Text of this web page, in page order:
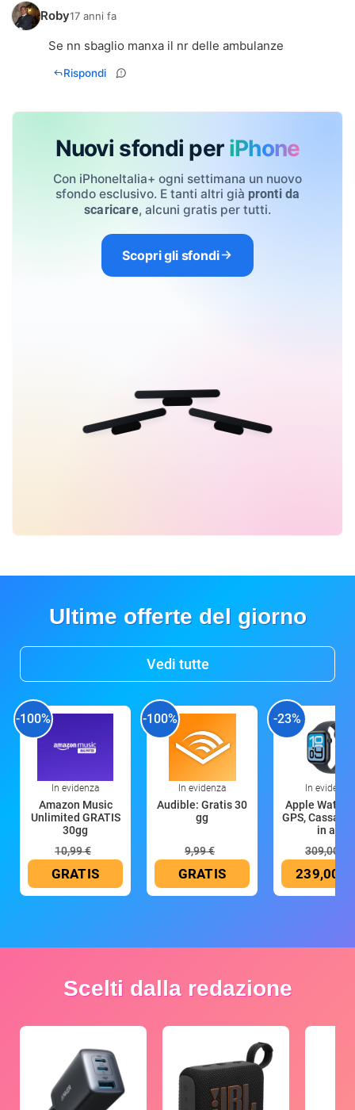
Roby17 anni fa
Se nn sbaglio manxa il nr delle ambulanze
Rispondi
Nuovi sfondi per iPhone
Con iPhoneItalia+ ogni settimana un nuovo
sfondo esclusivo. E tanti altri già pronti da
scaricare, alcuni gratis per tutti.
Scopri gli sfondi
Ultime offerte del giorno
Vedi tutte
-100%
In evidenza
Amazon Music
Unlimited GRATIS
30gg
10,99 €
GRATIS
-100%
In evidenza
Audible: Gratis 30
gg
9,99 €
GRATIS
-23%
In evidenza
Apple Watch
GPS, Cassa
in all
309,00 €
239,00 €
Scelti dalla redazione